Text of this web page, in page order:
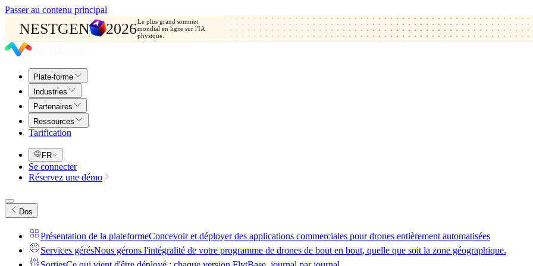
Passer au contenu principal
NESTGEN 2026Le plus grand sommet
mondial en ligne sur l'IA
physique.
Plate-forme
Industries
Partenaires
Ressources
Tarification
FR
Se connecter
Réservez une démo
Dos
Présentation de la plateformeConcevoir et déployer des applications commerciales pour drones entièrement automatisées
Services gérésNous gérons l'intégralité de votre programme de drones de bout en bout, quelle que soit la zone géographique.